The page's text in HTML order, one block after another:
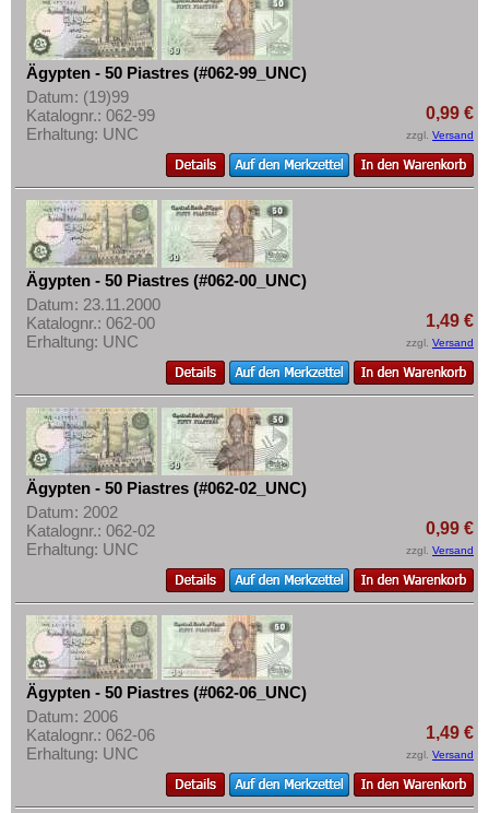
Lesotho
Liberia
Libyen
Madagaskar
Malawi
Marokko
Mauretanien
Mauritius
Mozambique
Namibia
Nigeria
Ostafrika
Portugiesisch Guinea
Rhodesien
Rhodesien & Nyasaland
Ruanda-Burundi
Sambia
Sao Tome & Principe
Senegal
Seychellen
Sierra Leone
Somalia
Mehr über...
Zahlungsbedingungen
Privatsphäre und Datenschutz
Widerrufsbelehrung
Liefer- und Versandkosten
Impressum
Ägypten - 50 Piastres (#062-99_UNC)
Datum: (19)99
Katalognr.: 062-99
Erhaltung: UNC
0,99 €
zzgl. Versand
Ägypten - 50 Piastres (#062-00_UNC)
Datum: 23.11.2000
Katalognr.: 062-00
Erhaltung: UNC
1,49 €
zzgl. Versand
Ägypten - 50 Piastres (#062-02_UNC)
Datum: 2002
Katalognr.: 062-02
Erhaltung: UNC
0,99 €
zzgl. Versand
Ägypten - 50 Piastres (#062-06_UNC)
Datum: 2006
Katalognr.: 062-06
Erhaltung: UNC
1,49 €
zzgl. Versand